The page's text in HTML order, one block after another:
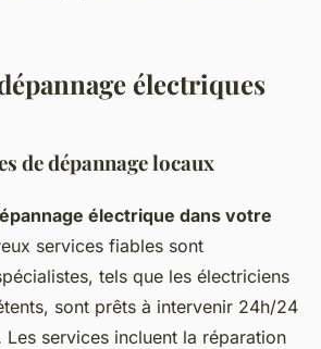
électriques
de dépannage locaux
électrique dans votre
services fiables sont
tels que les électriciens
sont prêts à intervenir 24h/24
services incluent la réparation